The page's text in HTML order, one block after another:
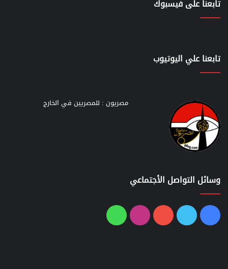
تابعنا على فيسبوك
تابعنا علي اليوتيوب
مصريون : للمصريين في الخارج
وسائل التواصل الأجتماعي
فيسبوك
تويتر يوتيوبانستقرامواتساب